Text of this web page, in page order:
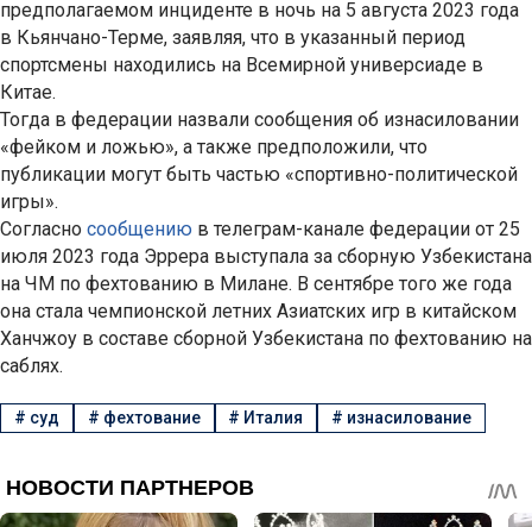
предполагаемом инциденте в ночь на 5 августа 2023 года
в Кьянчано-Терме, заявляя, что в указанный период
спортсмены находились на Всемирной универсиаде в
Китае.
Тогда в федерации назвали сообщения об изнасиловании
«фейком и ложью», а также предположили, что
публикации могут быть частью «спортивно-политической
игры».
Согласно сообщению в телеграм-канале федерации от 25
июля 2023 года Эррера выступала за сборную Узбекистана
на ЧМ по фехтованию в Милане. В сентябре того же года
она стала чемпионской летних Азиатских игр в китайском
Ханчжоу в составе сборной Узбекистана по фехтованию на
саблях.
# суд # фехтование # Италия # изнасилование